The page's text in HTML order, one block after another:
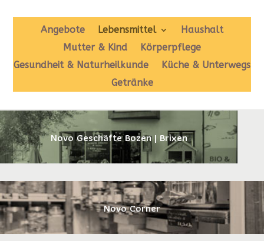
Angebote Lebensmittel
Haushalt
Mutter & Kind
Körperpflege
Gesundheit & Naturheilkunde
Küche & Unterwegs
Getränke
Novo Geschäfte Bozen | Brixen
Novo Corner